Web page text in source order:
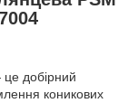
добірний
коникових